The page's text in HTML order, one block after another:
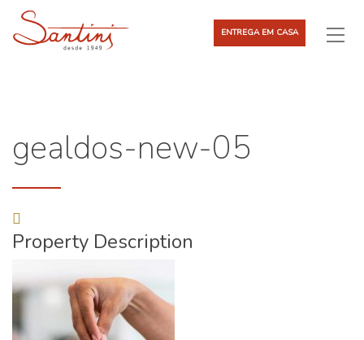
ENTREGA EM CASA
gealdos-new-05
Property Description